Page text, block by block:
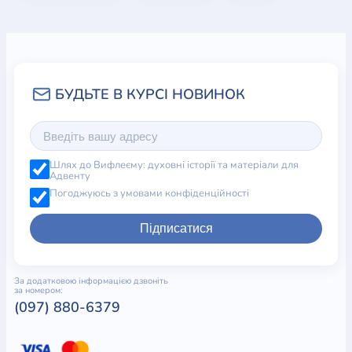
Шлях до Вифлеєму: духовні історії та матеріали для
Адвенту
Погоджуюсь з умовами конфіденційності
Підписатися
За додатковою інформацією дзвоніть
за номером:
(097) 880-6379